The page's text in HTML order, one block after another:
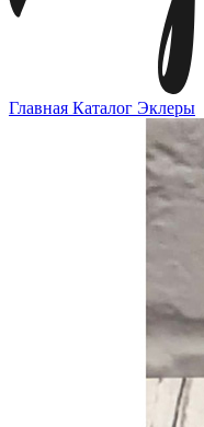
Главная Каталог Эклеры